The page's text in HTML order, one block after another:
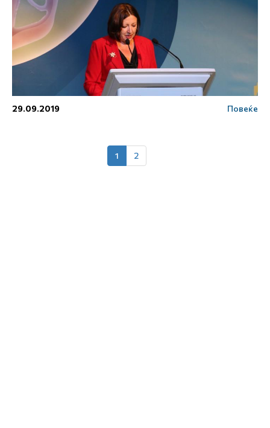
29.09.2019 Повеќе
1 2